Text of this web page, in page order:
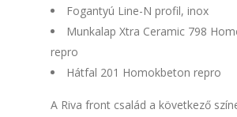
Fogantyú Line-N profil, inox
Munkalap Xtra Ceramic 798
repro
Hátfal 201 Homokbeton repro
A Riva front család a következő